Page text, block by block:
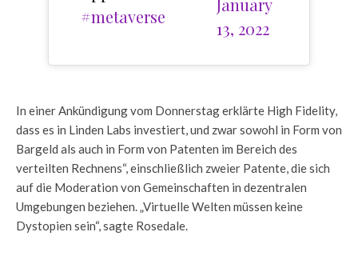
#metaverse
13, 2022
In einer Ankündigung vom Donnerstag erklärte High Fidelity,
dass es in Linden Labs investiert, und zwar sowohl in Form von
Bargeld als auch in Form von Patenten im Bereich des
verteilten Rechnens“, einschließlich zweier Patente, die sich
auf die Moderation von Gemeinschaften in dezentralen
Umgebungen beziehen. „Virtuelle Welten müssen keine
Dystopien sein“, sagte Rosedale.